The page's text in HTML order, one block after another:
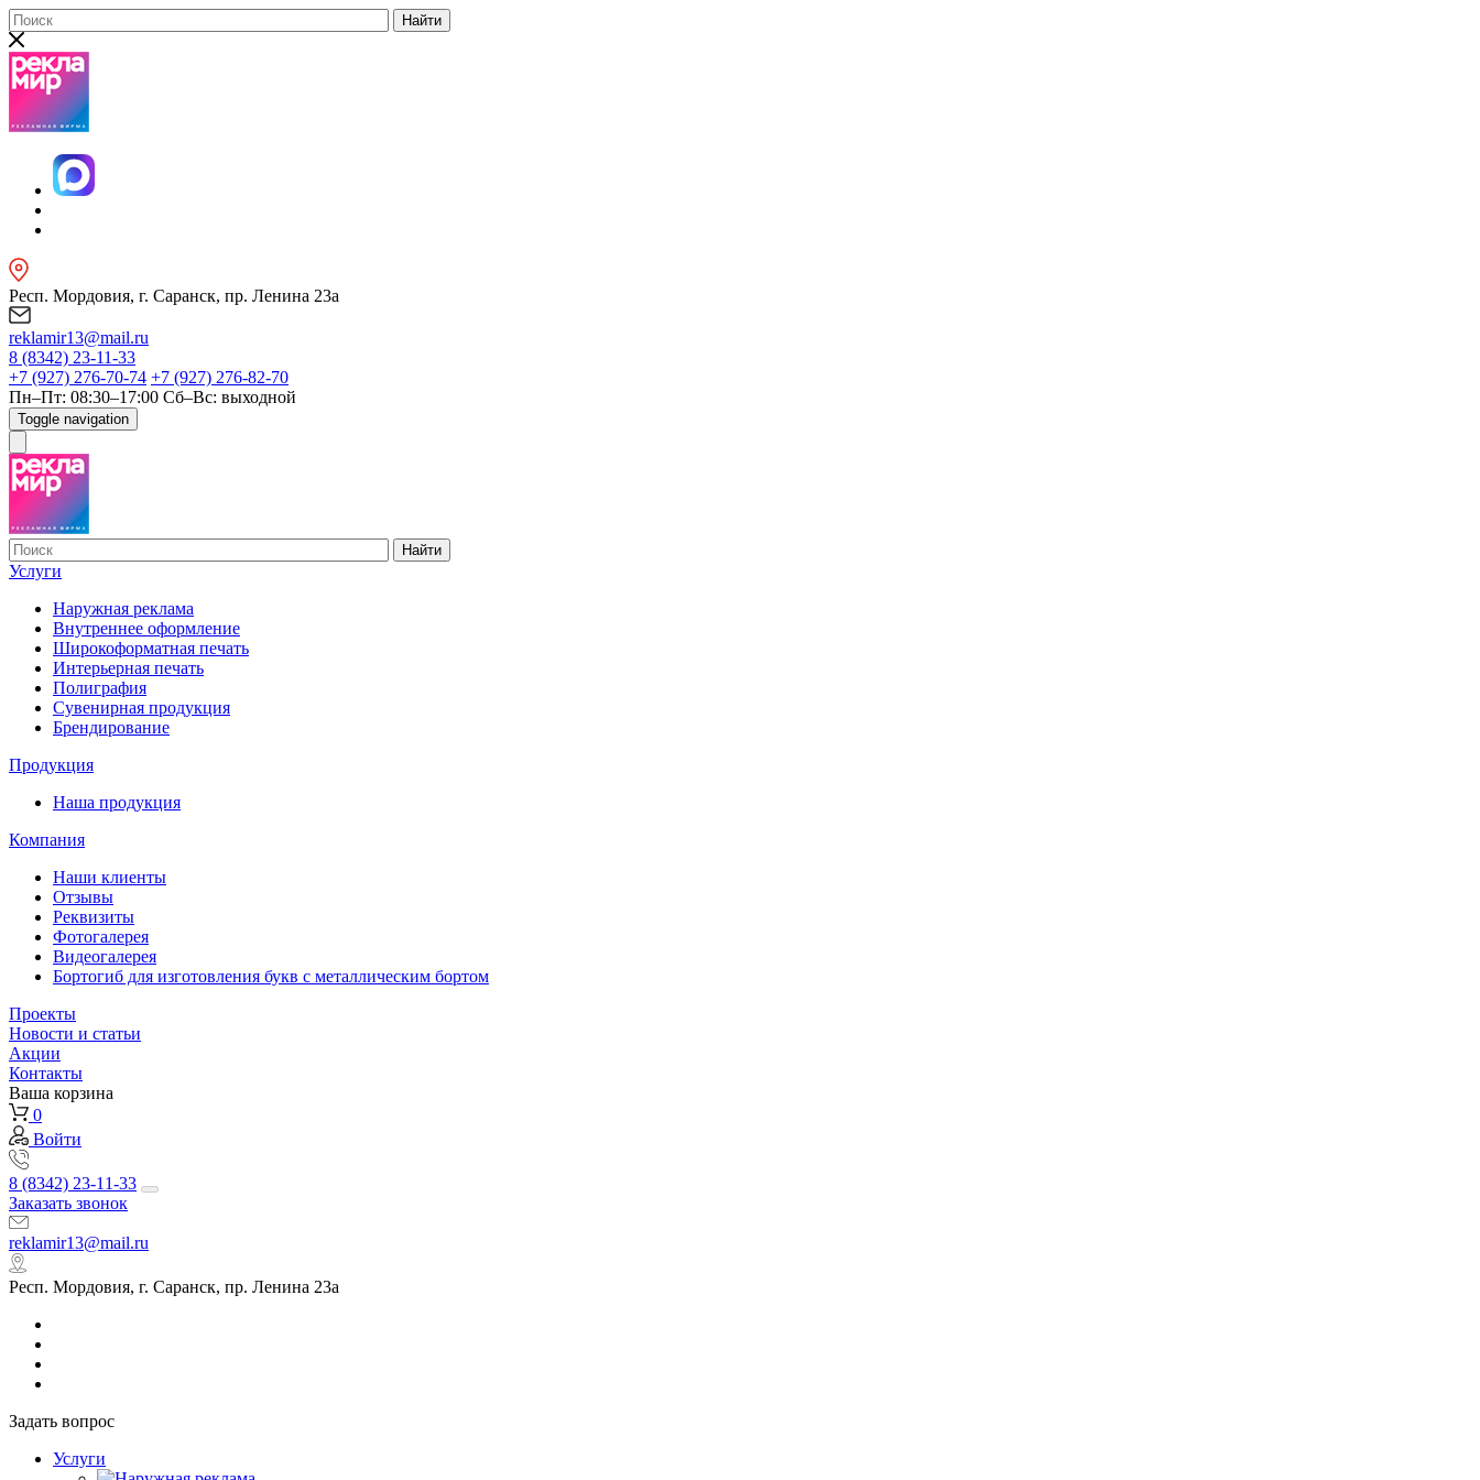
Найти
Респ. Мордовия, г. Саранск, пр. Ленина 23а
reklamir13@mail.ru
8 (8342) 23-11-33
+7 (927) 276-70-74 +7 (927) 276-82-70
Пн–Пт: 08:30–17:00 Сб–Вс: выходной
Toggle navigation
Найти
Услуги
Наружная реклама
Внутреннее оформление
Широкоформатная печать
Интерьерная печать
Полиграфия
Сувенирная продукция
Брендирование
Продукция
Наша продукция
Компания
Наши клиенты
Отзывы
Реквизиты
Фотогалерея
Видеогалерея
Бортогиб для изготовления букв с металлическим бортом
Проекты
Новости и статьи
Акции
Контакты
Ваша корзина
0
Войти
8 (8342) 23-11-33
Заказать звонок
reklamir13@mail.ru
Респ. Мордовия, г. Саранск, пр. Ленина 23а
Задать вопрос
Услуги